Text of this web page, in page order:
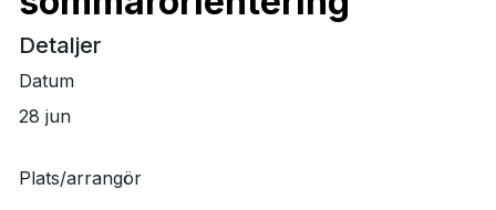
Detaljer
Datum
28 jun
Plats/arrangör